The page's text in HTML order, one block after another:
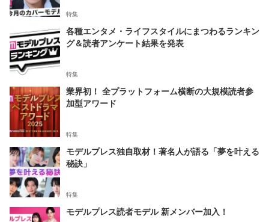
特集
各種エンタメ・ライフスタイルにまつわるランキン
グ＆読者アンケート結果を発表
特集
業界初！ 全プラットフォーム横断の大規模読者参
加型アワード
特集
モデルプレス独自取材！著名人が語る「夢を叶える
秘訣」
特集
モデルプレス読者モデル 新メンバー加入！